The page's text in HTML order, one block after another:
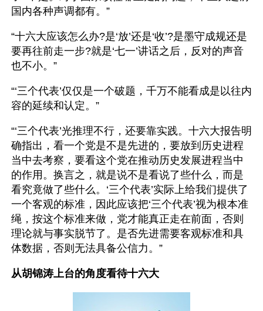
国内各种声调都有。”
“十六大应该怎么办?是‘放’还是‘收’?是墨守成规还是
要再往前走一步?就是‘七一’讲话之后，反对的声音
也不小。”
“‘三个代表’仅仅是一个破题，千万不能看成是以往内
容的延续和认定。”
“‘三个代表’光推理不行，还要靠实践。十六大报告明
确指出，看一个党是不是先进的，要放到历史进程
当中去考察，要看这个党在推动历史发展进程当中
的作用。换言之，就是说不是看说了些什么，而是
看究竟做了些什么。‘三个代表’实际上给我们提供了
一个客观的标准，因此应该把‘三个代表’视为根本准
绳，按这个标准来做，党才能真正走在前面，否则
理论就与事实脱节了。是否先进需要客观标准和具
体数据，否则无法具备公信力。”
从胡锦涛上台的角度看待十六大